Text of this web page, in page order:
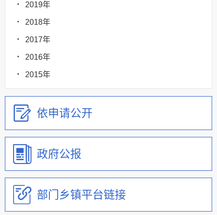
2019年
2018年
2017年
2016年
2015年
依申请公开
政府公报
部门乡镇平台链接